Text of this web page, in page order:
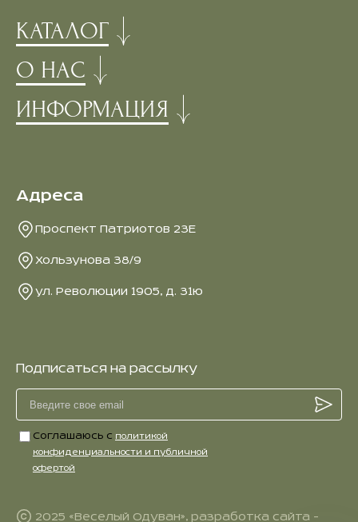
КАТАЛОГ
О НАС
ИНФОРМАЦИЯ
Подписаться на рассылку
Соглашаюсь с политикой
конфиденциальности и публичной
офертой
Адреса
Проспект Патриотов 23Е
Хользунова 38/9
ул. Революции 1905, д. 31ю
2025 «Веселый Одуван», разработка сайта -